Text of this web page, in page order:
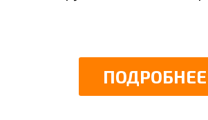
ПОДРОБНЕЕ